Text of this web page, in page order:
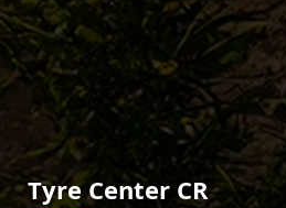
Tyre Center CR